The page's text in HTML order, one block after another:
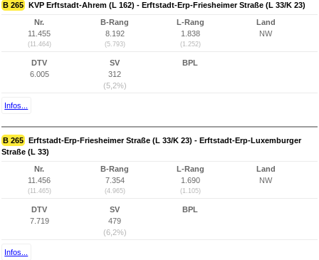
B 265 KVP Erftstadt-Ahrem (L 162) - Erftstadt-Erp-Friesheimer Straße (L 33/K 23)
Nr.
11.455
(11.464)
B-Rang
8.192
(5.793)
L-Rang
1.838
(1.252)
Land
NW
DTV
6.005
SV
312
(5,2%)
BPL
Infos...
B 265 Erftstadt-Erp-Friesheimer Straße (L 33/K 23) - Erftstadt-Erp-Luxemburger
Straße (L 33)
Nr.
11.456
(11.465)
B-Rang
7.354
(4.965)
L-Rang
1.690
(1.105)
Land
NW
DTV
7.719
SV
479
(6,2%)
BPL
Infos...